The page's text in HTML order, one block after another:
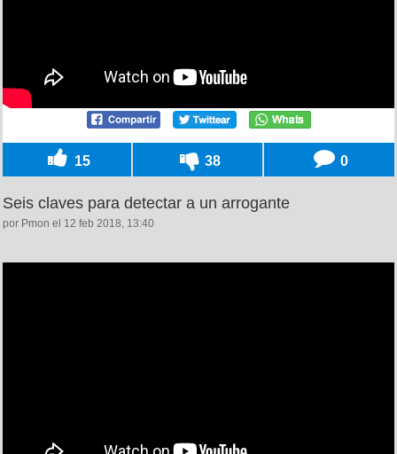
15 38 0
Seis claves para detectar a un arrogante
por Pmon el 12 feb 2018, 13:40